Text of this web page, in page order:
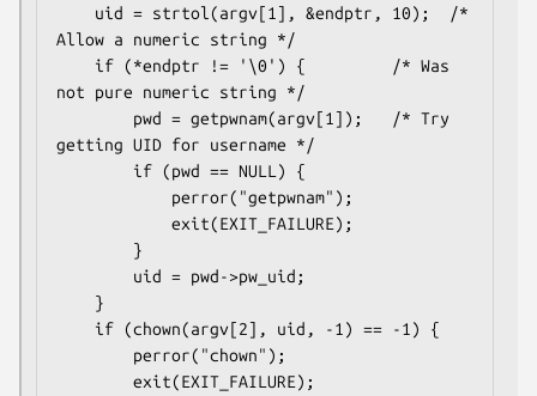
Allow a numeric string */
not pure numeric string */
getting UID for username */